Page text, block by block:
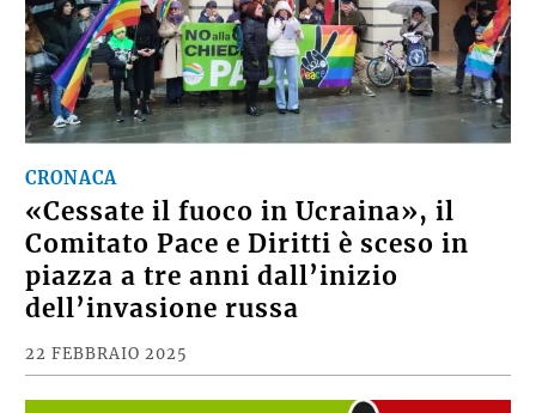
CRONACA
«Cessate il fuoco in Ucraina», il
Comitato Pace e Diritti è sceso in
piazza a tre anni dall’inizio
dell’invasione russa
22 FEBBRAIO 2025